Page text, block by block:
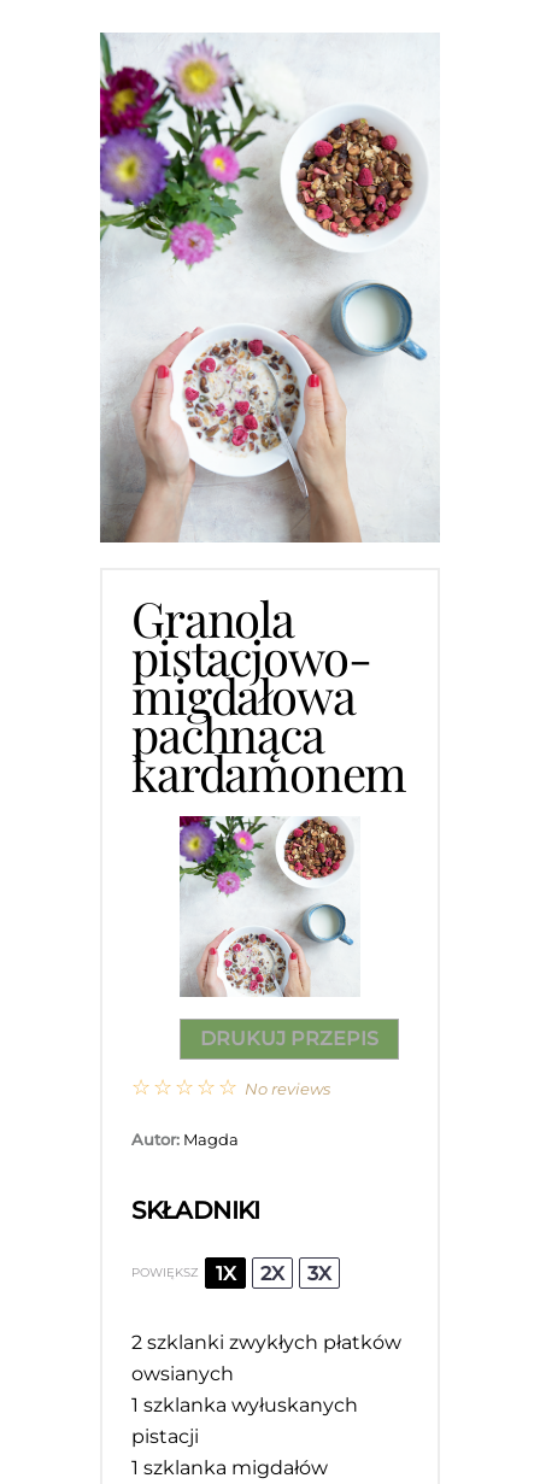
Granola
pistacjowo-
migdałowa
pachnąca
kardamonem
DRUKUJ PRZEPIS
☆
☆
☆
☆
☆ No reviews
Autor: Magda
SKŁADNIKI
POWIĘKSZ 1X 2X 3X
2 szklanki zwykłych płatków
owsianych
1 szklanka wyłuskanych
pistacji
1 szklanka migdałów